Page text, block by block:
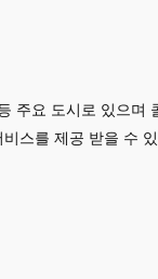
요 도시로 있으
스를 제공 받을 수